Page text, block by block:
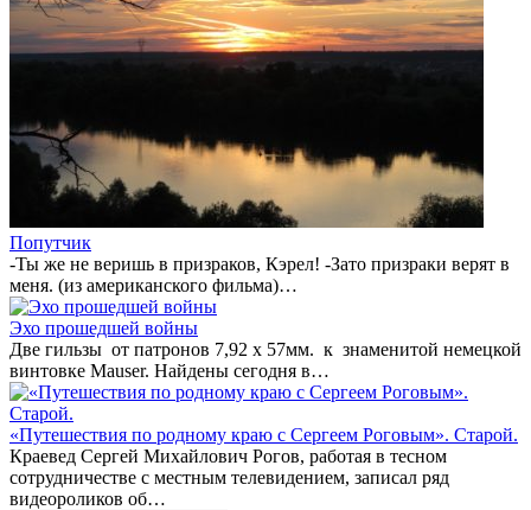
Попутчик
-Ты же не веришь в призраков, Кэрел! -Зато призраки верят в
меня. (из американского фильма)…
Эхо прошедшей войны
Две гильзы от патронов 7,92 х 57мм. к знаменитой немецкой
винтовке Mauser. Найдены сегодня в…
«Путешествия по родному краю с Сергеем Роговым». Старой.
Краевед Сергей Михайлович Рогов, работая в тесном
сотрудничестве с местным телевидением, записал ряд
видеороликов об…